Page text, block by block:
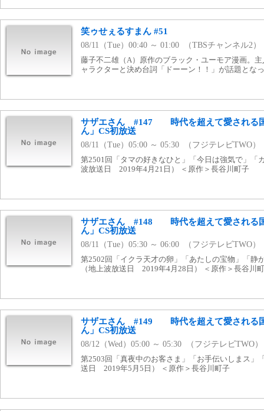
笑ゥせぇるすまん #51
08/11（Tue）00:40 ～ 01:00 （TBSチャンネル2）
藤子不二雄（A）原作のブラック・ユーモア漫画。
ャラクターと決め台詞「ドーーン！！」が話題とな
サザエさん #147 時代を超えて愛される国
ん」CS初放送
08/11（Tue）05:00 ～ 05:30 （フジテレビTWO）
第2501回「タマの好きなひと」「今日は強気で」「
波放送日 2019年4月21日） ＜原作＞長谷川町子
サザエさん #148 時代を超えて愛される国
ん」CS初放送
08/11（Tue）05:30 ～ 06:00 （フジテレビTWO）
第2502回「イクラ天才の卵」「あたしの宝物」「静
（地上波放送日 2019年4月28日） ＜原作＞長谷川
サザエさん #149 時代を超えて愛される国
ん」CS初放送
08/12（Wed）05:00 ～ 05:30 （フジテレビTWO）
第2503回「真夜中のお客さま」「お手伝いしまス」
送日 2019年5月5日） ＜原作＞長谷川町子